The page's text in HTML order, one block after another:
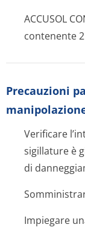
ACCUSOL
contenente
Precauzioni
Verificare
sigillature è
di
Impiegare